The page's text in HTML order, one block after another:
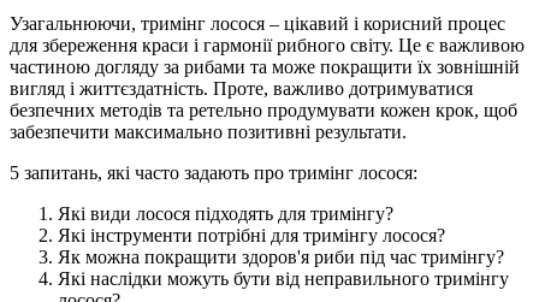
Узагальнюючи, тримінг лосося – цікавий і корисний процес
для збереження краси і гармонії рибного світу. Це є важливою
частиною догляду за рибами та може покращити їх зовнішній
вигляд і життєздатність. Проте, важливо дотримуватися
безпечних методів та ретельно продумувати кожен крок, щоб
забезпечити максимально позитивні результати.
5 запитань, які часто задають про тримінг лосося:
Які види лосося підходять для тримінгу?
Які інструменти потрібні для тримінгу лосося?
Як можна покращити здоров'я риби під час тримінгу?
Які наслідки можуть бути від неправильного тримінгу